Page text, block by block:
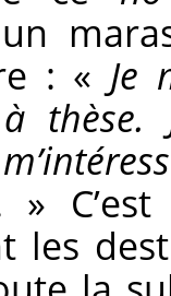
: « Je
thèse.
»
les